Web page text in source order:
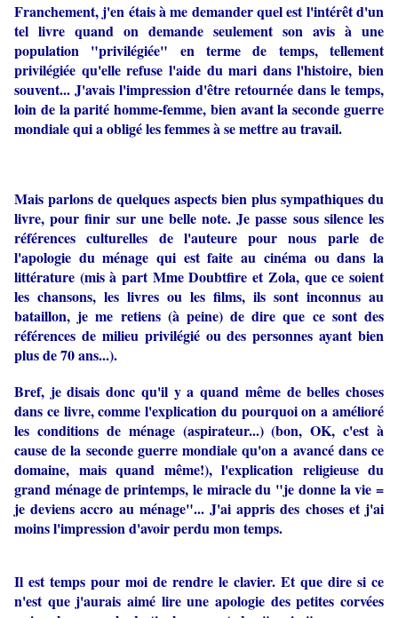
Franchement, j'en étais à me demander quel est l'intérêt d'un
tel livre quand on demande seulement son avis à une
population "privilégiée" en terme de temps, tellement
privilégiée qu'elle refuse l'aide du mari dans l'histoire, bien
souvent... J'avais l'impression d'être retournée dans le temps,
loin de la parité homme-femme, bien avant la seconde guerre
mondiale qui a obligé les femmes à se mettre au travail.
Mais parlons de quelques aspects bien plus sympathiques du
livre, pour finir sur une belle note. Je passe sous silence les
références culturelles de l'auteure pour nous parle de
l'apologie du ménage qui est faite au cinéma ou dans la
littérature (mis à part Mme Doubtfire et Zola, que ce soient
les chansons, les livres ou les films, ils sont inconnus au
bataillon, je me retiens (à peine) de dire que ce sont des
références de milieu privilégié ou des personnes ayant bien
plus de 70 ans...).
Bref, je disais donc qu'il y a quand même de belles choses
dans ce livre, comme l'explication du pourquoi on a amélioré
les conditions de ménage (aspirateur...) (bon, OK, c'est à
cause de la seconde guerre mondiale qu'on a avancé dans ce
domaine, mais quand même!), l'explication religieuse du
grand ménage de printemps, le miracle du "je donne la vie =
je deviens accro au ménage"... J'ai appris des choses et j'ai
moins l'impression d'avoir perdu mon temps.
Il est temps pour moi de rendre le clavier. Et que dire si ce
n'est que j'aurais aimé lire une apologie des petites corvées